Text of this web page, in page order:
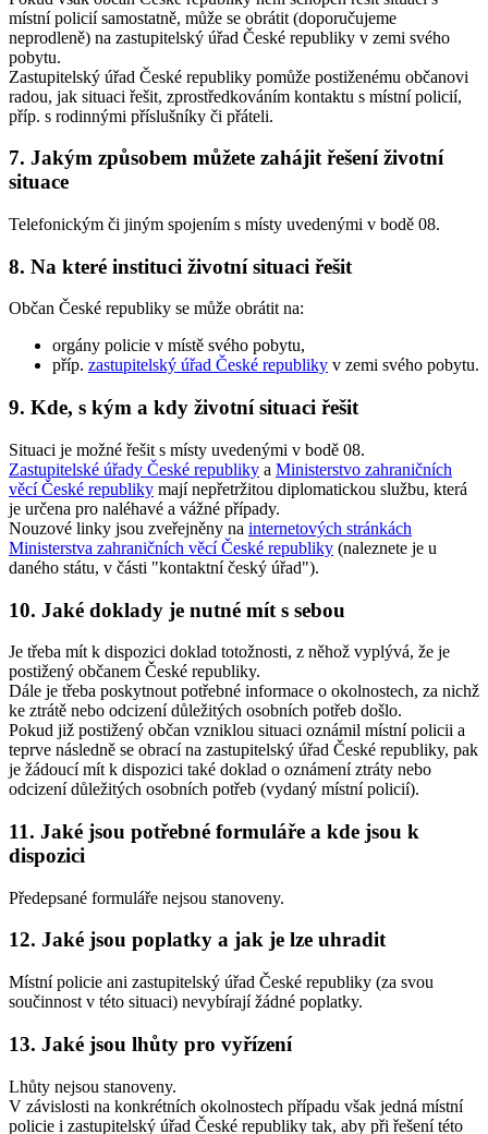
místní policií samostatně, může se obrátit (doporučujeme
neprodleně) na zastupitelský úřad České republiky v zemi svého
pobytu.
Zastupitelský úřad České republiky pomůže postiženému občanovi
radou, jak situaci řešit, zprostředkováním kontaktu s místní policií,
příp. s rodinnými příslušníky či přáteli.
7. Jakým způsobem můžete zahájit řešení životní
situace
Telefonickým či jiným spojením s místy uvedenými v bodě 08.
8. Na které instituci životní situaci řešit
Občan České republiky se může obrátit na:
orgány policie v místě svého pobytu,
příp. zastupitelský úřad České republiky v zemi svého pobytu.
9. Kde, s kým a kdy životní situaci řešit
Situaci je možné řešit s místy uvedenými v bodě 08.
Zastupitelské úřady České republiky a Ministerstvo zahraničních
věcí České republiky mají nepřetržitou diplomatickou službu, která
je určena pro naléhavé a vážné případy.
Nouzové linky jsou zveřejněny na internetových stránkách
Ministerstva zahraničních věcí České republiky (naleznete je u
daného státu, v části "kontaktní český úřad").
10. Jaké doklady je nutné mít s sebou
Je třeba mít k dispozici doklad totožnosti, z něhož vyplývá, že je
postižený občanem České republiky.
Dále je třeba poskytnout potřebné informace o okolnostech, za nichž
ke ztrátě nebo odcizení důležitých osobních potřeb došlo.
Pokud již postižený občan vzniklou situaci oznámil místní policii a
teprve následně se obrací na zastupitelský úřad České republiky, pak
je žádoucí mít k dispozici také doklad o oznámení ztráty nebo
odcizení důležitých osobních potřeb (vydaný místní policií).
11. Jaké jsou potřebné formuláře a kde jsou k
dispozici
Předepsané formuláře nejsou stanoveny.
12. Jaké jsou poplatky a jak je lze uhradit
Místní policie ani zastupitelský úřad České republiky (za svou
součinnost v této situaci) nevybírají žádné poplatky.
13. Jaké jsou lhůty pro vyřízení
Lhůty nejsou stanoveny.
V závislosti na konkrétních okolnostech případu však jedná místní
policie i zastupitelský úřad České republiky tak, aby při řešení této